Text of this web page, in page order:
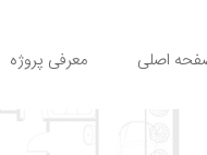
اصلی معرفی پروژه